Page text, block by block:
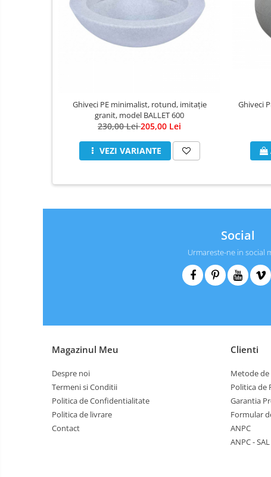
Ghiveci PE minimalist, rotund, imitație
granit, model BALLET 600
230,00 Lei205,00 Lei
VEZI VARIANTE
Ghiveci
Social
Urmareste-ne in social
Magazinul Meu
Despre noi
Termeni si Conditii
Politica de Confidentialitate
Politica de livrare
Contact
Clienti
Metode de
Politica de
Garantia
Formular
ANPC
ANPC - SAL